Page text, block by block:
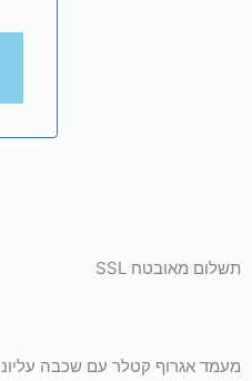
תשלום מאובטח SSL
מעמד אגרוף קטלר עם שכבה